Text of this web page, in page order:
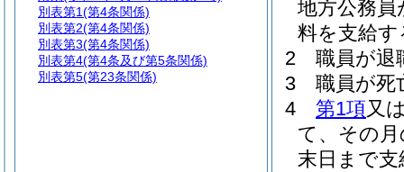
地方公務
料を支給す
2
職員が退
3
職員が死
4
第1項又
て、その
末日まで
別表第1(第4条関係)
別表第2(第4条関係)
別表第3(第4条関係)
別表第4(第4条及び第5条関係)
別表第5(第23条関係)